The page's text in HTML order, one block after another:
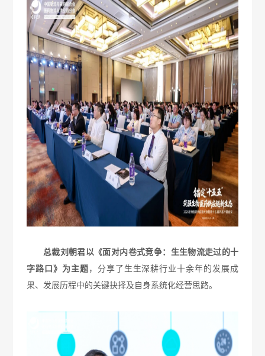
总裁刘朝君以《面对内卷式竞争：生生物流走过的十
字路口》 为主题，分享了生生深耕行业十余年的发展成
果、发展历程中的关键抉择及自身系统化经营思路。